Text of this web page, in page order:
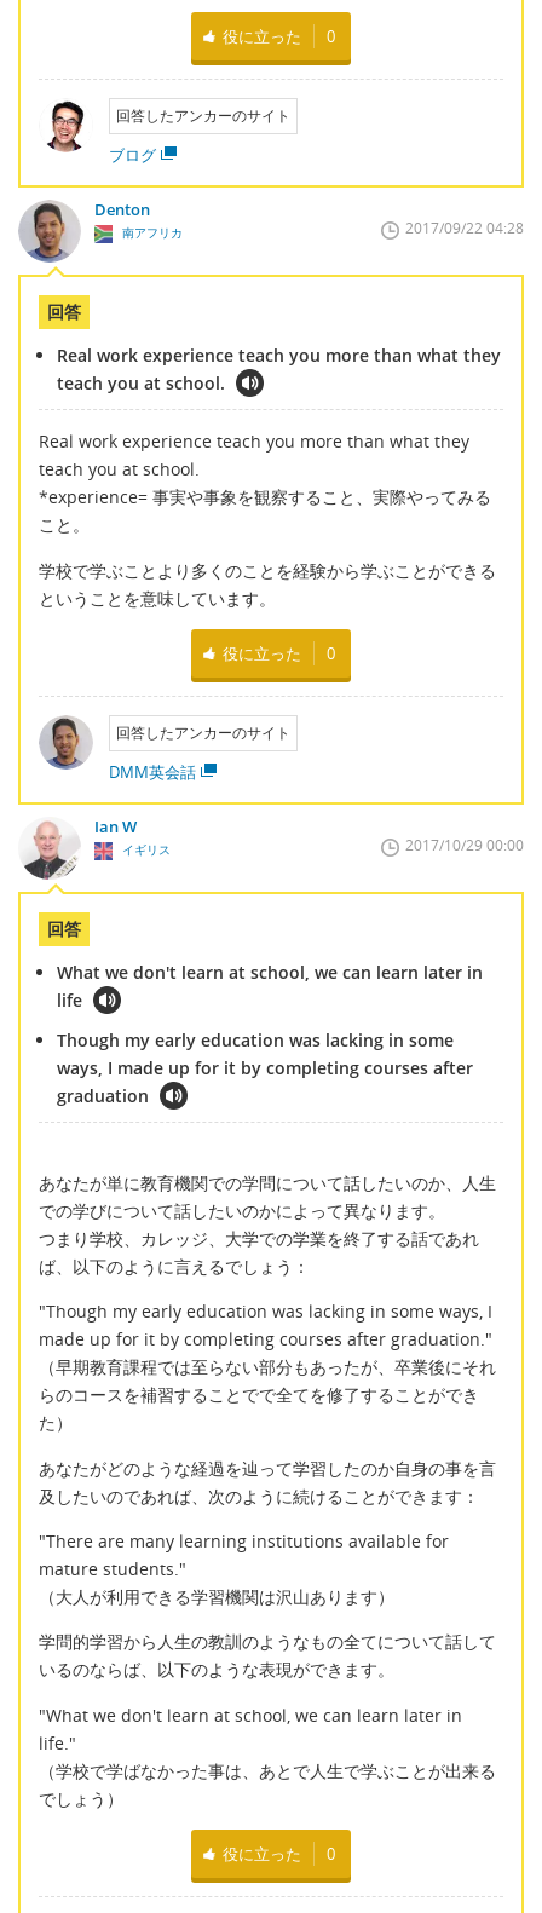
役に立った 0
回答したアンカーのサイト
ブログ
Denton
南アフリカ 2017/09/22 04:28
回答
Real work experience teach you more than what they
teach you at school.
Real work experience teach you more than what they
teach you at school.
*experience= 事実や事象を観察すること、実際やってみる
こと。
学校で学ぶことより多くのことを経験から学ぶことができる
ということを意味しています。
役に立った 0
回答したアンカーのサイト
DMM英会話
Ian W
イギリス 2017/10/29 00:00
回答
What we don't learn at school, we can learn later in
life
Though my early education was lacking in some
ways, I made up for it by completing courses after
graduation
あなたが単に教育機関での学問について話したいのか、人生
での学びについて話したいのかによって異なります。
つまり学校、カレッジ、大学での学業を終了する話であれ
ば、以下のように言えるでしょう：
"Though my early education was lacking in some ways, I
made up for it by completing courses after graduation."
（早期教育課程では至らない部分もあったが、卒業後にそれ
らのコースを補習することでで全てを修了することができ
た）
あなたがどのような経過を辿って学習したのか自身の事を言
及したいのであれば、次のように続けることができます：
"There are many learning institutions available for
mature students."
（大人が利用できる学習機関は沢山あります）
学問的学習から人生の教訓のようなもの全てについて話して
いるのならば、以下のような表現ができます。
"What we don't learn at school, we can learn later in
life."
（学校で学ばなかった事は、あとで人生で学ぶことが出来る
でしょう）
役に立った 0